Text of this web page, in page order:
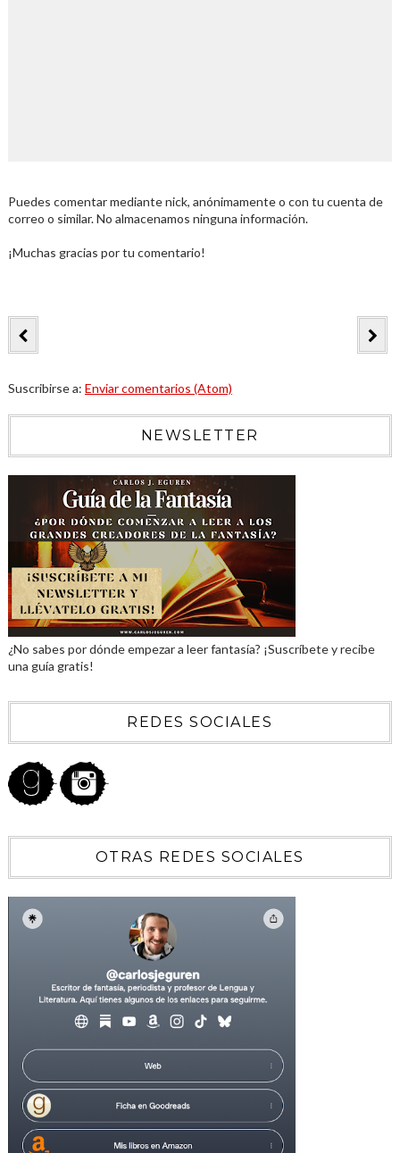
Puedes comentar mediante nick, anónimamente o con tu cuenta de
correo o similar. No almacenamos ninguna información.
¡Muchas gracias por tu comentario!
Suscribirse a: Enviar comentarios (Atom)
NEWSLETTER
¿No sabes por dónde empezar a leer fantasía? ¡Suscríbete y recibe
una guía gratis!
REDES SOCIALES
OTRAS REDES SOCIALES